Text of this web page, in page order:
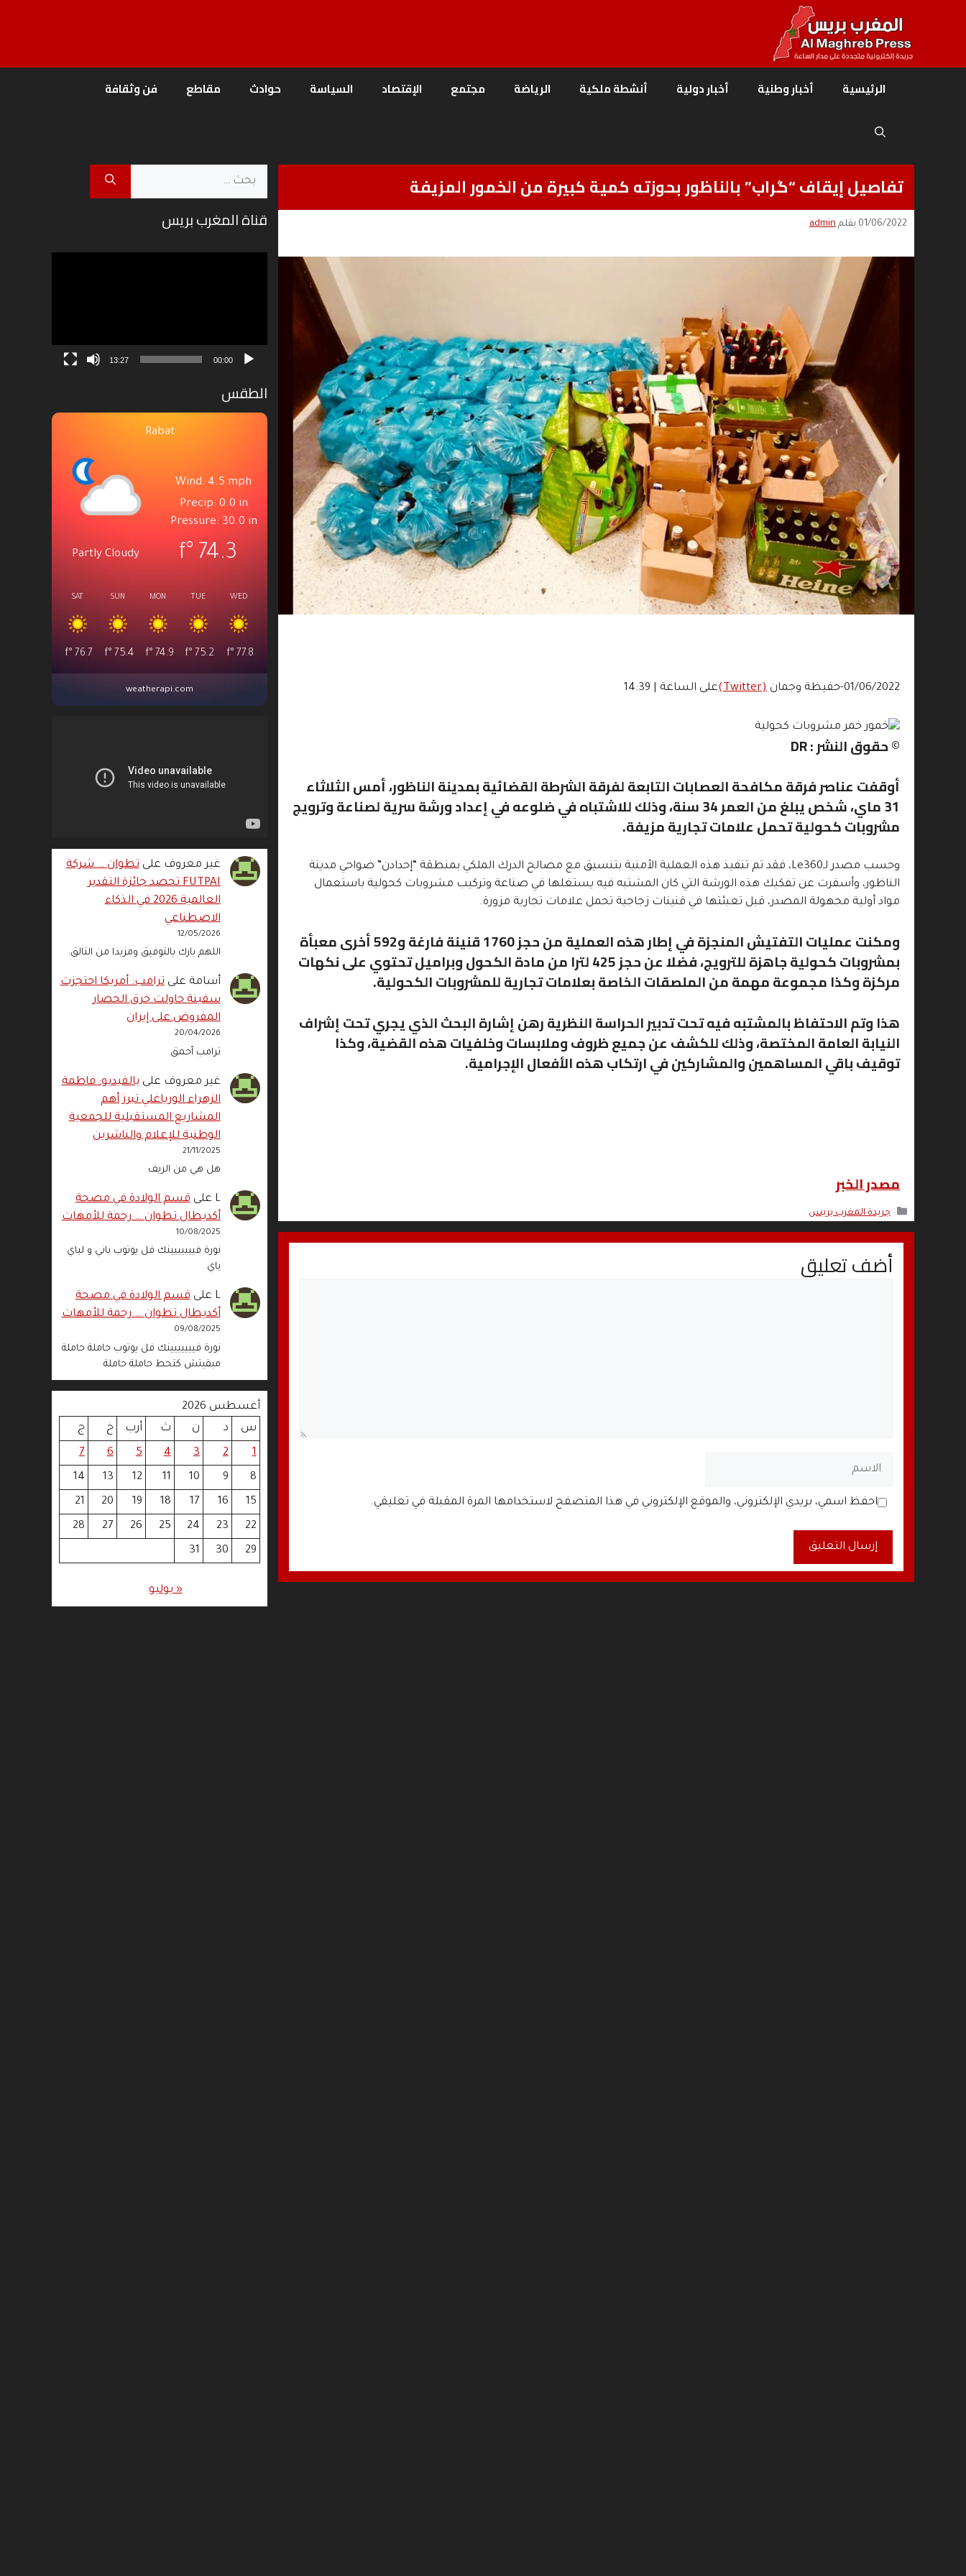
الرئيسية أخبار وطنية أخبار دولية أنشطة ملكية الرياضة مجتمع الإقتصاد السياسة حوادث مقاطع فن وثقافة
تفاصيل إيقاف “گراب” بالناظور بحوزته كمية كبيرة من الخمور المزيفة
01/06/2022 بقلم admin
01/06/2022-حفيظة وجمان (Twitter) على الساعة | 14:39
© حقوق النشر : DR
أوقفت عناصر فرقة مكافحة العصابات التابعة لفرقة الشرطة القضائية بمدينة الناظور، أمس الثلاثاء
31 ماي، شخص يبلغ من العمر 34 سنة، وذلك للاشتباه في ضلوعه في إعداد ورشة سرية لصناعة وترويج
مشروبات كحولية تحمل علامات تجارية مزيفة.
وحسب مصدر لـLe360، فقد تم تنفيذ هذه العملية الأمنية بتنسيق مع مصالح الدرك الملكي بمنطقة “إحدادن” ضواحي مدينة
الناظور، وأسفرت عن تفكيك هذه الورشة التي كان المشتبه فيه يستغلها في صناعة وتركيب مشروبات كحولية باستعمال
مواد أولية مجهولة المصدر، قبل تعبئتها في قنينات زجاجية تحمل علامات تجارية مزورة.
ومكنت عمليات التفتيش المنجزة في إطار هذه العملية من حجز 1760 قنينة فارغة و592 أخرى معبأة
بمشروبات كحولية جاهزة للترويج، فضلا عن حجز 425 لترا من مادة الكحول وبراميل تحتوي على نكهات
مركزة وكذا مجموعة مهمة من الملصقات الخاصة بعلامات تجارية للمشروبات الكحولية.
هذا وتم الاحتفاظ بالمشتبه فيه تحت تدبير الحراسة النظرية رهن إشارة البحث الذي يجري تحت إشراف
النيابة العامة المختصة، وذلك للكشف عن جميع ظروف وملابسات وخلفيات هذه القضية، وكذا
توقيف باقي المساهمين والمشاركين في ارتكاب هذه الأفعال الإجرامية.
مصدر الخبر
التصنيفات
جريدة المغرب بريس
أضف تعليق
الاسم
البريد
الموقع
احفظ اسمي، بريدي الإلكتروني، والموقع الإلكتروني في هذا المتصفح لاستخدامها المرة المقبلة في تعليقي.
A
البحث
قناة المغرب بريس
00:00
13:27
الطقس
Rabat
Partly Cloudy
Wind: 4.5 mph
Precip: 0.0 in
Pressure: 30.0 in
74.3
°f
SAT
76.7
°f
SUN
75.4
°f
MON
74.9
°f
TUE
75.2
°f
WED
77.8
°f
weatherapi.com
غير معروف علىتطوان … شركة
FUTPAI تحصد جائزة التقدير
العالمية 2026 في الذكاء
الاصطناعي
12/05/2026
اللهم بارك بالتوفيق ومزيدا من التالق.
أسامة علىترامب: أمريكا احتجزت
سفينة حاولت خرق الحصار
المفروض على إيران
20/04/2026
ترامب أحمق
غير معروف علىبالفيديو: فاطمة
الزهراء الورياغلي تبرز أهم
المشاريع المستقبلية للجمعية
الوطنية للإعلام والناشرين
21/11/2025
هل هي من الريف
L علىقسم الولادة في مصحة
أكديطال تطوان … رحمة للأمهات
10/08/2025
نورة فييييييينك فل يوتوب باني و لباي
باي
L علىقسم الولادة في مصحة
أكديطال تطوان … رحمة للأمهات
09/08/2025
نورة فييييييينك فل يوتوب حاملة حاملة
مبقيتش كتحط حاملة حاملة
أغسطس 2026
س
د ن ث أرب خ
ج
1
2
3
4
5
6
7
8
9
10
11
12
13
14
15
16
17
18
19
20
21
22
23
24
25
26
27
28
29
30
31
« يوليو